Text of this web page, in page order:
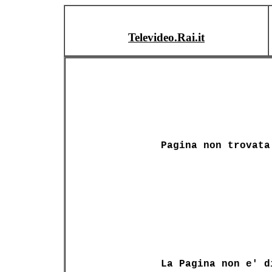
Televideo.Rai.it
Pagina non trovata
La Pagina non e'